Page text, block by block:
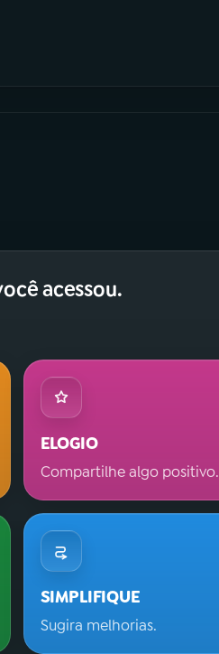
acessou.
ELOGIO
Compartilhe algo positivo.
SIMPLIFIQUE
Sugira melhorias.